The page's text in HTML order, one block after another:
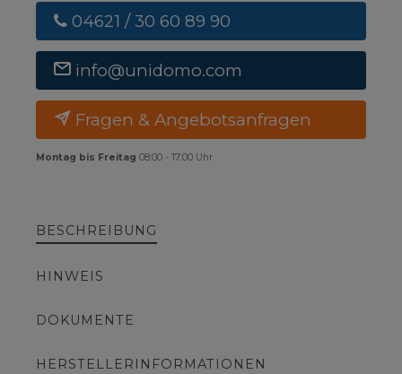
04621 / 30 60 89 90
info@unidomo.com
Fragen & Angebotsanfragen
Montag bis Freitag 08:00 - 17:00 Uhr
BESCHREIBUNG
HINWEIS
DOKUMENTE
HERSTELLERINFORMATIONEN